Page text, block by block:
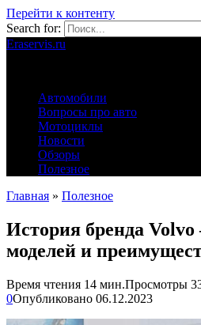
Перейти к контенту
Search for:
Eraservis.ru
Автомобили
Вопросы про авто
Мотоциклы
Новости
Обзоры
Полезное
Главная » Полезное
История бренда
моделей и
Время чтения 14 мин.Просмотры
0Опубликовано 06.12.2023